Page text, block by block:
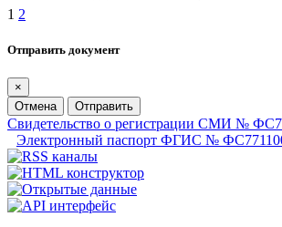
1 2
Отправить документ
×
Отмена
Отправить
Свидетельство о регистрации СМИ №
Электронный паспорт ФГИС №